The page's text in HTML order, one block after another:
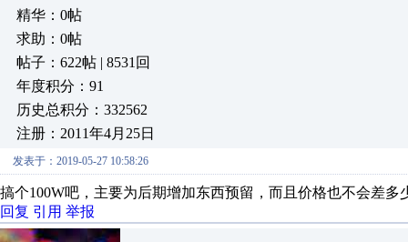
精华：0帖
求助：0帖
帖子：622帖 | 8531回
年度积分：91
历史总积分：332562
注册：2011年4月25日
发表于：2019-05-27 10:58:26
搞个100W吧，主要为后期增加东西预留，而且价格也不会差多
回复 引用 举报